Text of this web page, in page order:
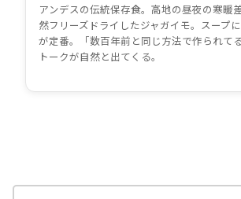
アンデスの伝統保存食。高地の昼夜の寒暖
然フリーズドライしたジャガイモ。スープ
が定番。「数百年前と同じ方法で作られて
トークが自然と出てくる。